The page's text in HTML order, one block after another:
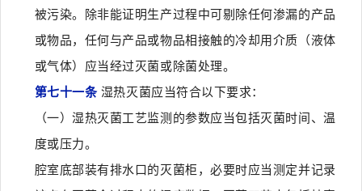
被污染。除非能证明生产过程中可剔除任何渗漏的产品
或物品，任何与产品或物品相接触的冷却用介质（液体
或气体）应当经过灭菌或除菌处理。
第七十一条湿热灭菌应当符合以下要求：
（一）湿热灭菌工艺监测的参数应当包括灭菌时间、温
度或压力。
腔室底部装有排水口的灭菌柜，必要时应当测定并记录